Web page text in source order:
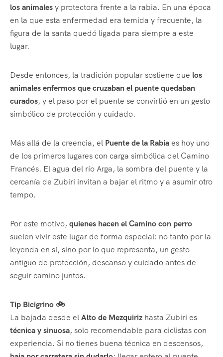
los animalesy protectora frente a la rabia. En una época
en la que esta enfermedad era temida y frecuente, la
figura de la santa quedó ligada para siempre a este
lugar.
Desde entonces, la tradición popular sostiene que los
animales enfermos que cruzaban el puente quedaban
curados, y el paso por el puente se convirtió en un gesto
simbólico de protección y cuidado.
Más allá de la creencia, el Puente de la Rabiaes hoy uno
de los primeros lugares con carga simbólica del Camino
Francés. El agua del río Arga, la sombra del puente y la
cercanía de Zubiri invitan a bajar el ritmo y a asumir otro
tempo.
Por este motivo, quienes hacen el Camino con perro
suelen vivir este lugar de forma especial: no tanto por la
leyenda en sí, sino por lo que representa, un gesto
antiguo de protección, descanso y cuidado antes de
seguir camino juntos.
Tip Bicigrino 🚲
La bajada desde elAlto de Mezquiriz hasta Zubiri es
técnica y sinuosa, solo recomendable para ciclistas con
experiencia. Si no tienes buena técnica en descensos,